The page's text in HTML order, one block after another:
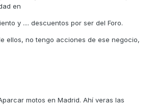
en
y .... descuentos por ser del Foro.
ellos, no tengo acciones de ese negocio,
motos en Madrid. Ahí veras las